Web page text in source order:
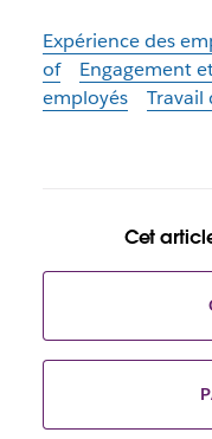
Expérience des
of
Engagement
employés
Travail
Cet